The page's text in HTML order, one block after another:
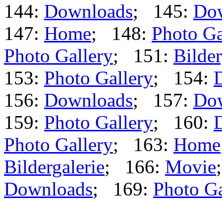
144: Downloads; 145:
147: Home; 148: Photo
Photo Gallery; 151:
153: Photo Gallery; 154:
156: Downloads; 157:
159: Photo Gallery; 160:
Photo Gallery; 163: Home
Bildergalerie; 166: Movie
Downloads; 169: Photo